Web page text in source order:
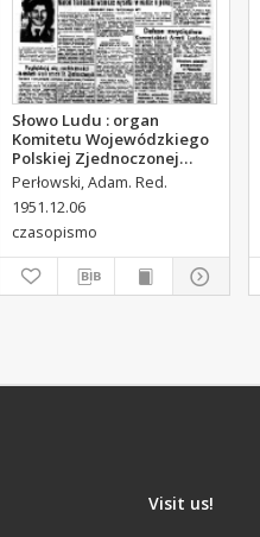
Słowo Ludu : organ
Komitetu Wojewódzkiego
Polskiej Zjednoczonej
Partii Robotniczej, 1951,
R.3, nr 315
Perłowski, Adam. Red.
1951.12.06
czasopismo
Visit us!